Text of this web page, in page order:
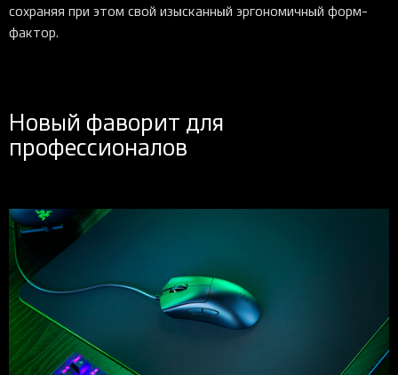
сохраняя при этом свой изысканный эргономичный форм-
фактор.
Новый фаворит для
профессионалов